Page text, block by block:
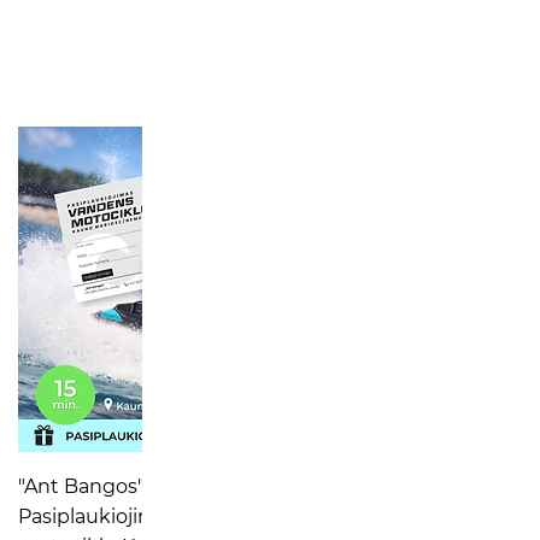
Greita peržiūra
"Ant Bangos" dovanų kuponas –
Pasiplaukiojimas vandens